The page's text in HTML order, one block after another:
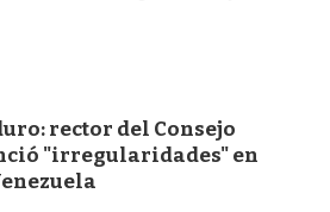
rector del Consejo
"irregularidades" en